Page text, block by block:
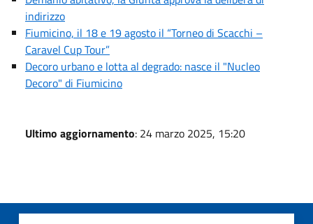
indirizzo
Fiumicino, il 18 e 19 agosto il “Torneo di Scacchi –
Caravel Cup Tour”
Decoro urbano e lotta al degrado: nasce il "Nucleo
Decoro" di Fiumicino
Ultimo aggiornamento: 24 marzo 2025, 15:20